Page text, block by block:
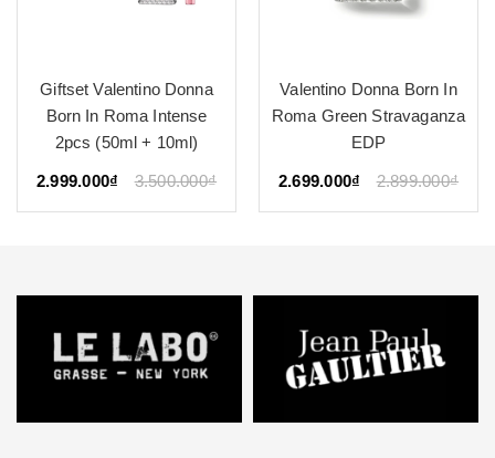
Giftset Valentino Donna
Born In Roma Intense
2pcs (50ml + 10ml)
2.999.000₫ 3.500.000₫
Valentino Donna Born In
Roma Green Stravaganza
EDP
2.699.000₫ 2.899.000₫